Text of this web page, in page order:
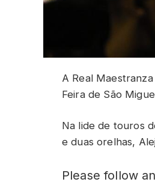
A Real
Feira de São
Na lide de touros
e duas orelhas,
Please follow